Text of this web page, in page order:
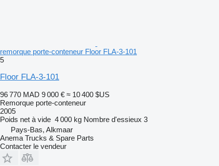
remorque porte-conteneur Floor FLA-3-101
5
Floor FLA-3-101
96 770 MAD 9 000 € ≈ 10 400 $US
Remorque porte-conteneur
2005
Poids net à vide 4 000 kg Nombre d'essieux 3
Pays-Bas, Alkmaar
Anema Trucks & Spare Parts
Contacter le vendeur